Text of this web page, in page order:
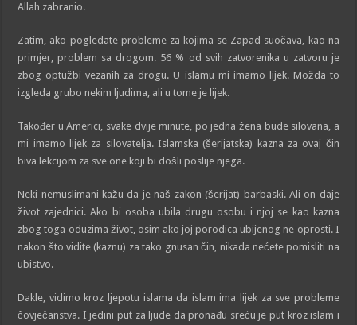
Allah zabranio.
Zatim, ako pogledate probleme za kojima se Zapad suočava, kao na
primjer, problem sa drogom. 56 % od svih zatvorenika u zatvoru je
zbog optužbi vezanih za drogu. U islamu mi imamo lijek. Možda to
izgleda grubo nekim ljudima, ali u tome je lijek.
Također u Americi, svake dvije minute, po jedna žena bude silovana, a
mi imamo lijek za silovatelja. Islamska (šerijatska) kazna za ovaj čin
biva lekcijom za sve one koji bi došli poslije njega.
Neki nemuslimani kažu da je naš zakon (šerijat) barbaski. Ali on daje
život zajednici. Ako bi osoba ubila drugu osobu i njoj se kao kazna
zbog toga oduzima život, osim ako joj porodica ubijenog ne oprosti. I
nakon što vidite (kaznu) za tako gnusan čin, nikada nećete pomisliti na
ubistvo.
Dakle, vidimo kroz ljepotu islama da islam ima lijek za sve probleme
čovječanstva. I jedini put za ljude da pronađu sreću je put kroz islam i